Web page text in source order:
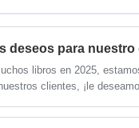
viaje
con
deseos para
libros en 2025,
clientes, ¡le